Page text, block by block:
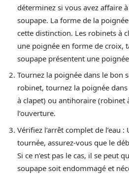
déterminez si vous avez affaire
soupape. La forme de la
cette distinction. Les robinets à
une poignée en forme de croix,
soupape présentent une
Tournez la poignée dans le bon
robinet, tournez la poignée
à clapet) ou antihoraire (robinet
l’ouverture.
Vérifiez l’arrêt complet de l’eau
tournée, assurez-vous que le
Si ce n’est pas le cas, il se peut
soupape soit endommagé et